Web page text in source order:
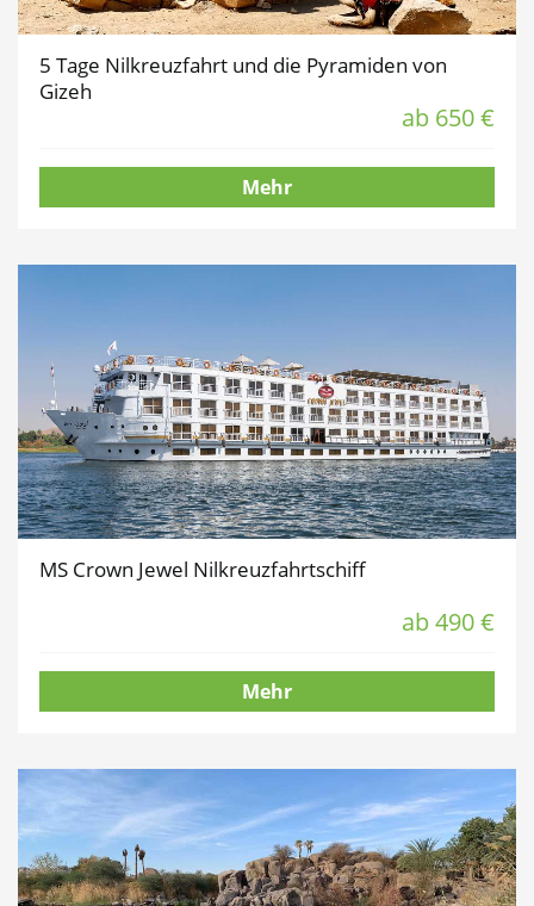
5 Tage Nilkreuzfahrt und die Pyramiden von
Gizeh
ab 650 €
Mehr
MS Crown Jewel Nilkreuzfahrtschiff
ab 490 €
Mehr